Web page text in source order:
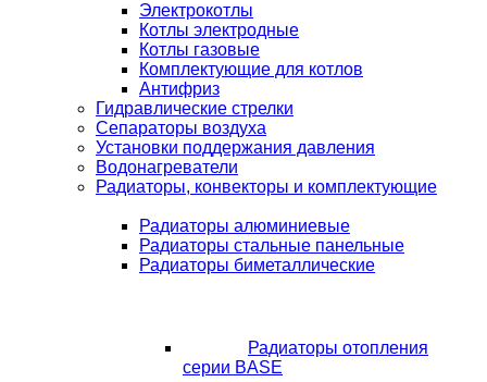
Электрокотлы
Котлы электродные
Котлы газовые
Комплектующие для котлов
Антифриз
Гидравлические стрелки
Сепараторы воздуха
Установки поддержания давления
Водонагреватели
Радиаторы, конвекторы и комплектующие
Радиаторы алюминиевые
Радиаторы стальные панельные
Радиаторы биметаллические
Радиаторы отопления
серии BASE